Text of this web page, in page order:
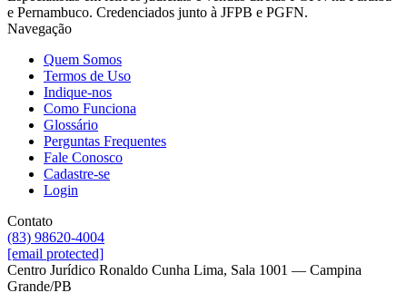
e Pernambuco. Credenciados junto à JFPB e PGFN.
Navegação
Quem Somos
Termos de Uso
Indique-nos
Como Funciona
Glossário
Perguntas Frequentes
Fale Conosco
Cadastre-se
Login
Contato
(83) 98620-4004
[email protected]
Centro Jurídico Ronaldo Cunha Lima, Sala 1001 — Campina
Grande/PB